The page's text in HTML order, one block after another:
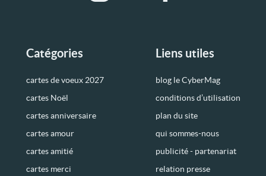
Catégories
cartes de voeux 2027
cartes Noël
cartes anniversaire
cartes amour
cartes amitié
cartes merci
Liens utiles
blog le CyberMag
conditions d’utilisation
plan du site
qui sommes-nous
publicité - partenariat
relation presse